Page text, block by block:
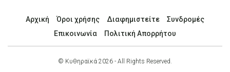
Αρχική Όροι χρήσης Διαφημιστείτε
Συνδρομές
Επικοινωνία
Πολιτική Απορρήτου
© Κυθηραϊκά 2026 - All Rights Reserved.